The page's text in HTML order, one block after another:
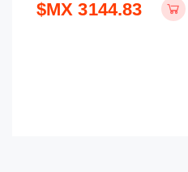
$MX 3144.83